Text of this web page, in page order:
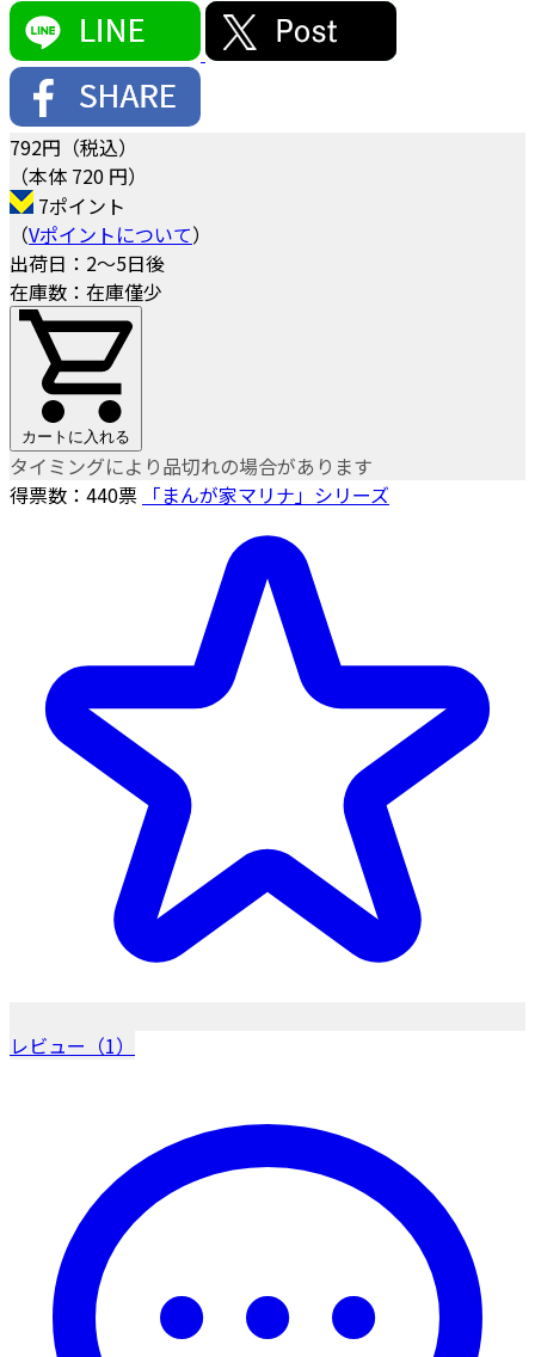
792円（税込）
（本体 720 円）
7ポイント
（Vポイントについて）
出荷日：2～5日後
在庫数：在庫僅少
カートに入れる
タイミングにより品切れの場合があります
得票数： 440票 「まんが家マリナ」シリーズ
レビュー（1）